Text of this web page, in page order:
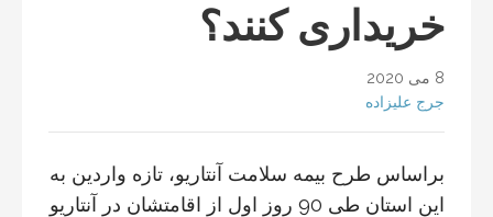
خریداری کنند؟
8 می 2020
جرج علیزاده
براساس طرح بیمه سلامت آنتاریو، تازه واردین به
این استان طی 90 روز اول از اقامتشان در آنتاریو